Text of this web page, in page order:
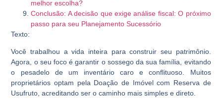
melhor escolha?
Conclusão: A decisão que exige análise fiscal: O próximo
passo para seu Planejamento Sucessório
Texto:
Você trabalhou a vida inteira para construir seu patrimônio.
Agora, o seu foco é garantir o sossego da sua família, evitando
o pesadelo de um inventário caro e conflituoso. Muitos
proprietários optam pela Doação de Imóvel com Reserva de
Usufruto, acreditando ser o caminho mais simples e direto.